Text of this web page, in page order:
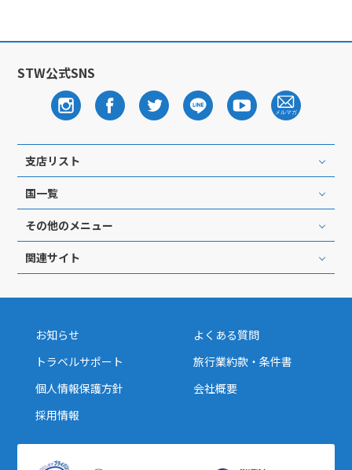
STW公式SNS
支店リスト
国一覧
その他のメニュー
関連サイト
お知らせ
よくある質問
トラベルサポート
旅行業約款・条件書
個人情報保護方針
会社概要
採用情報